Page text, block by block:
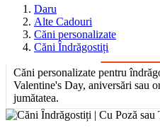
Daru
Alte Cadouri
Căni personalizate
Căni Îndrăgostiți
Căni personalizate pentru
Valentine's Day, aniversări sau
jumătatea.